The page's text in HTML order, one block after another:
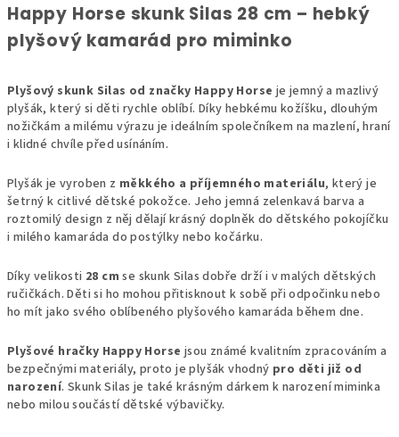
Happy Horse skunk Silas 28 cm – hebký
plyšový kamarád pro miminko
Plyšový skunk Silas od značky Happy Horse je jemný a mazlivý
plyšák, který si děti rychle oblíbí. Díky hebkému kožíšku, dlouhým
nožičkám a milému výrazu je ideálním společníkem na mazlení, hraní
i klidné chvíle před usínáním.
Plyšák je vyroben z měkkého a příjemného materiálu, který je
šetrný k citlivé dětské pokožce. Jeho jemná zelenkavá barva a
roztomilý design z něj dělají krásný doplněk do dětského pokojíčku
i milého kamaráda do postýlky nebo kočárku.
Díky velikosti 28 cm se skunk Silas dobře drží i v malých dětských
ručičkách. Děti si ho mohou přitisknout k sobě při odpočinku nebo
ho mít jako svého oblíbeného plyšového kamaráda během dne.
Plyšové hračky Happy Horse jsou známé kvalitním zpracováním a
bezpečnými materiály, proto je plyšák vhodný pro děti již od
narození. Skunk Silas je také krásným dárkem k narození miminka
nebo milou součástí dětské výbavičky.